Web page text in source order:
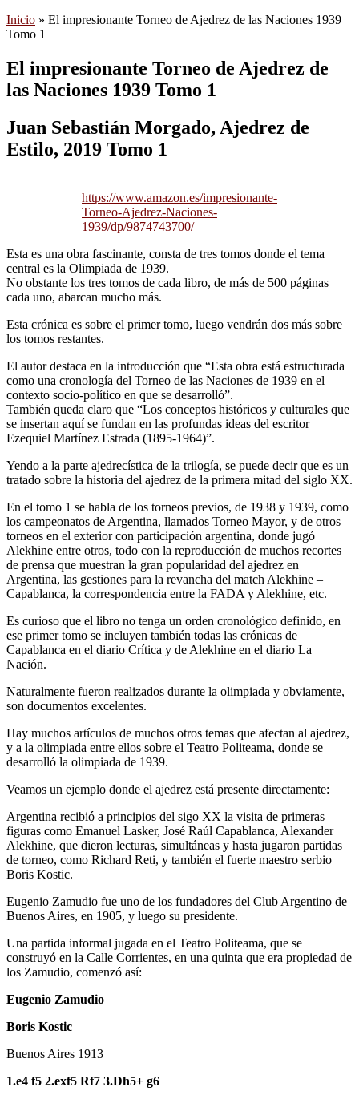
Inicio » El impresionante Torneo de Ajedrez de las Naciones 1939
Tomo 1
El impresionante Torneo de Ajedrez de
las Naciones 1939 Tomo 1
Juan Sebastián Morgado, Ajedrez de
Estilo, 2019 Tomo 1
https://www.amazon.es/impresionante-
Torneo-Ajedrez-Naciones-
1939/dp/9874743700/
Esta es una obra fascinante, consta de tres tomos donde el tema
central es la Olimpiada de 1939.
No obstante los tres tomos de cada libro, de más de 500 páginas
cada uno, abarcan mucho más.
Esta crónica es sobre el primer tomo, luego vendrán dos más sobre
los tomos restantes.
El autor destaca en la introducción que “Esta obra está estructurada
como una cronología del Torneo de las Naciones de 1939 en el
contexto socio-político en que se desarrolló”.
También queda claro que “Los conceptos históricos y culturales que
se insertan aquí se fundan en las profundas ideas del escritor
Ezequiel Martínez Estrada (1895-1964)”.
Yendo a la parte ajedrecística de la trilogía, se puede decir que es un
tratado sobre la historia del ajedrez de la primera mitad del siglo XX.
En el tomo 1 se habla de los torneos previos, de 1938 y 1939, como
los campeonatos de Argentina, llamados Torneo Mayor, y de otros
torneos en el exterior con participación argentina, donde jugó
Alekhine entre otros, todo con la reproducción de muchos recortes
de prensa que muestran la gran popularidad del ajedrez en
Argentina, las gestiones para la revancha del match Alekhine –
Capablanca, la correspondencia entre la FADA y Alekhine, etc.
Es curioso que el libro no tenga un orden cronológico definido, en
ese primer tomo se incluyen también todas las crónicas de
Capablanca en el diario Crítica y de Alekhine en el diario La
Nación.
Naturalmente fueron realizados durante la olimpiada y obviamente,
son documentos excelentes.
Hay muchos artículos de muchos otros temas que afectan al ajedrez,
y a la olimpiada entre ellos sobre el Teatro Politeama, donde se
desarrolló la olimpiada de 1939.
Veamos un ejemplo donde el ajedrez está presente directamente:
Argentina recibió a principios del sigo XX la visita de primeras
figuras como Emanuel Lasker, José Raúl Capablanca, Alexander
Alekhine, que dieron lecturas, simultáneas y hasta jugaron partidas
de torneo, como Richard Reti, y también el fuerte maestro serbio
Boris Kostic.
Eugenio Zamudio fue uno de los fundadores del Club Argentino de
Buenos Aires, en 1905, y luego su presidente.
Una partida informal jugada en el Teatro Politeama, que se
construyó en la Calle Corrientes, en una quinta que era propiedad de
los Zamudio, comenzó así:
Eugenio Zamudio
Boris Kostic
Buenos Aires 1913
1.e4 f5 2.exf5 Rf7 3.Dh5+ g6